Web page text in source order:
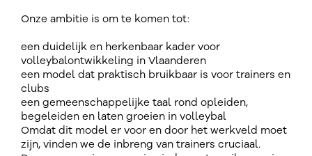
Onze ambitie is om te komen tot:
een duidelijk en herkenbaar kader voor
volleybalontwikkeling in Vlaanderen
een model dat praktisch bruikbaar is voor trainers en
clubs
een gemeenschappelijke taal rond opleiden,
begeleiden en laten groeien in volleybal
Omdat dit model er voor en door het werkveld moet
zijn, vinden we de inbreng van trainers cruciaal.